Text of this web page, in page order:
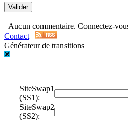
Aucun commentaire. Connectez-
Contact |
Générateur de transitions
SiteSwap1
(SS1):
SiteSwap2
(SS2):